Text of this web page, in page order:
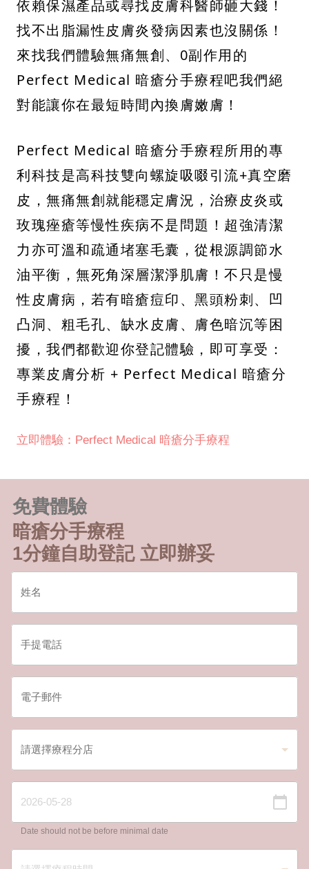
依賴保濕產品或尋找皮膚科醫師砸大錢！
找不出脂漏性皮膚炎發病因素也沒關係！
來找我們體驗無痛無創、0副作用的
Perfect Medical 暗瘡分手療程吧我們絕
對能讓你在最短時間內換膚嫩膚！
Perfect Medical 暗瘡分手療程所用的專
利科技是高科技雙向螺旋吸啜引流+真空磨
皮，無痛無創就能穩定膚況，治療皮炎或
玫瑰痤瘡等慢性疾病不是問題！超強清潔
力亦可溫和疏通堵塞毛囊，從根源調節水
油平衡，無死角深層潔淨肌膚！不只是慢
性皮膚病，若有暗瘡痘印、黑頭粉刺、凹
凸洞、粗毛孔、缺水皮膚、膚色暗沉等困
擾，我們都歡迎你登記體驗，即可享受：
專業皮膚分析 + Perfect Medical 暗瘡分
手療程！
立即體驗：Perfect Medical 暗瘡分手療程
免費體驗
暗瘡分手療程
1分鐘自助登記 立即辦妥
Date should not be before minimal date